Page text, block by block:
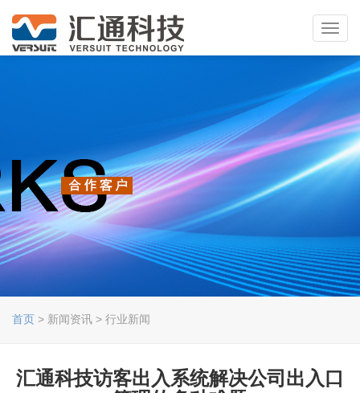
首页 > 新闻资讯 > 行业新闻
汇通科技访客出入系统解决公司出入口